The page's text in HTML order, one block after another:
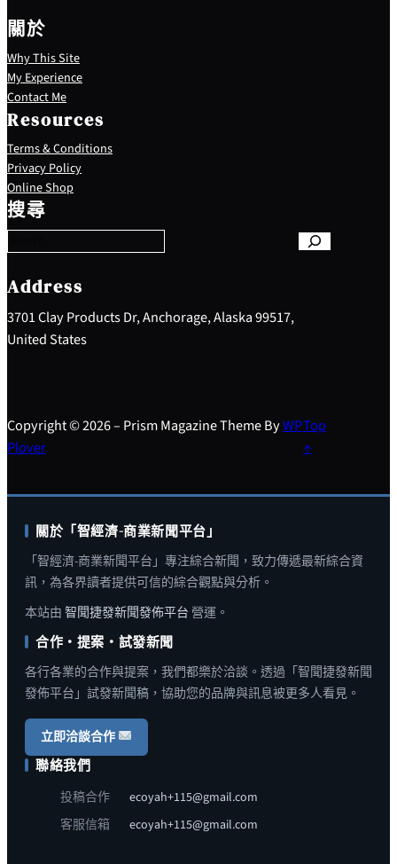
關於
Why This Site
My Experience
Contact Me
Resources
Terms & Conditions
Privacy Policy
Online Shop
搜尋
S
e
a
c
h
Address
3701 Clay Products Dr, Anchorage, Alaska 99517,
United States
Copyright © 2026 – Prism Magazine Theme ByWP
Plover
Top
↑
關於「智經濟-商業新聞平台」
「智經濟-商業新聞平台」專注綜合新聞，致力傳遞最新綜合資
訊，為各界讀者提供可信的綜合觀點與分析。
本站由 智聞捷發新聞發佈平台 營運。
合作・提案・試發新聞
各行各業的合作與提案，我們都樂於洽談。透過「智聞捷發新聞
發佈平台」試發新聞稿，協助您的品牌與訊息被更多人看見。
立即洽談合作
聯絡我們
投稿合作
ecoyah+115@gmail.com
客服信箱
ecoyah+115@gmail.com